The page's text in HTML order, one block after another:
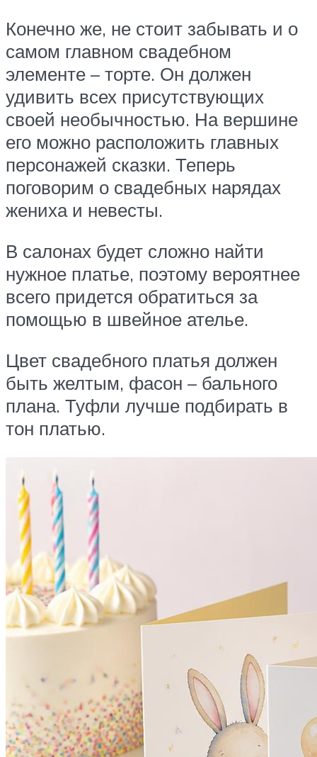
Конечно же, не стоит забывать и о
самом главном свадебном
элементе – торте. Он должен
удивить всех присутствующих
своей необычностью. На вершине
его можно расположить главных
персонажей сказки. Теперь
поговорим о свадебных нарядах
жениха и невесты.
В салонах будет сложно найти
нужное платье, поэтому вероятнее
всего придется обратиться за
помощью в швейное ателье.
Цвет свадебного платья должен
быть желтым, фасон – бального
плана. Туфли лучше подбирать в
тон платью.